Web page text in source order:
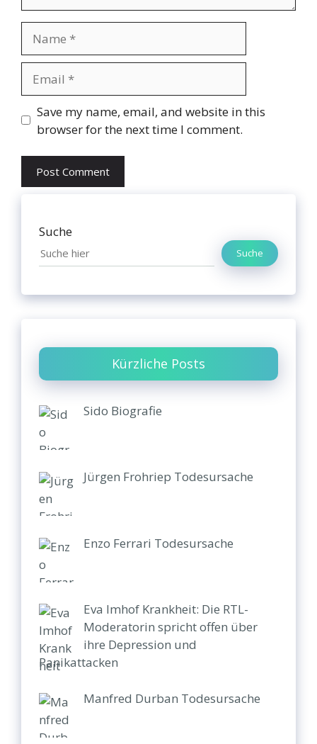
Website
Save my name, email, and website in this
browser for the next time I comment.
Suche
Suche
Kürzliche Posts
Sido Biografie
Jürgen Frohriep Todesursache
Enzo Ferrari Todesursache
Eva Imhof Krankheit: Die RTL-
Moderatorin spricht offen über
ihre Depression und
Panikattacken
Manfred Durban Todesursache